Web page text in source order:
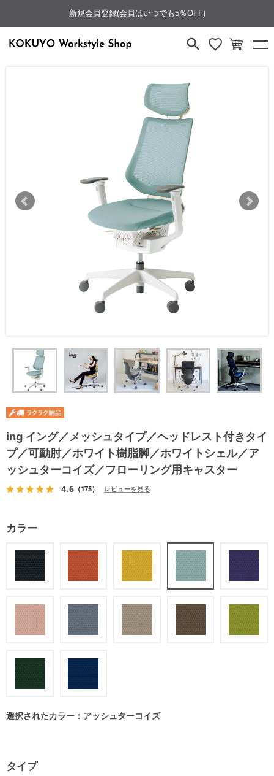
新規会員登録(会員はいつでも5％OFF)
ing イング／メッシュタイプ／ヘッドレスト付きタイ
プ／可動肘／ホワイト樹脂脚／ホワイトシェル／ア
ッシュターコイズ／フローリング用キャスター
4.6（175） レビューを見る
カラー
選択されたカラー：アッシュターコイズ
タイプ